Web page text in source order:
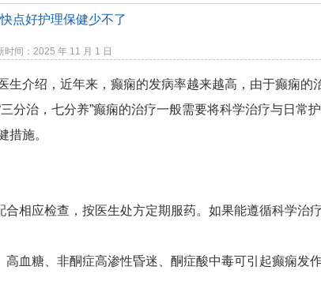
点好护理保健少不了
时间：2025 年 11 月 1 日
生介绍，近年来，癫痫的发病率越来越高，由于癫痫的
分治，七分养”癫痫的治疗一般需要将科学治疗与日常
措施。
相应检查，按医生处方定期服药。如果能遵循科学治
血糖、非酮症高渗性昏迷、酮症酸中毒可引起癫痫发作